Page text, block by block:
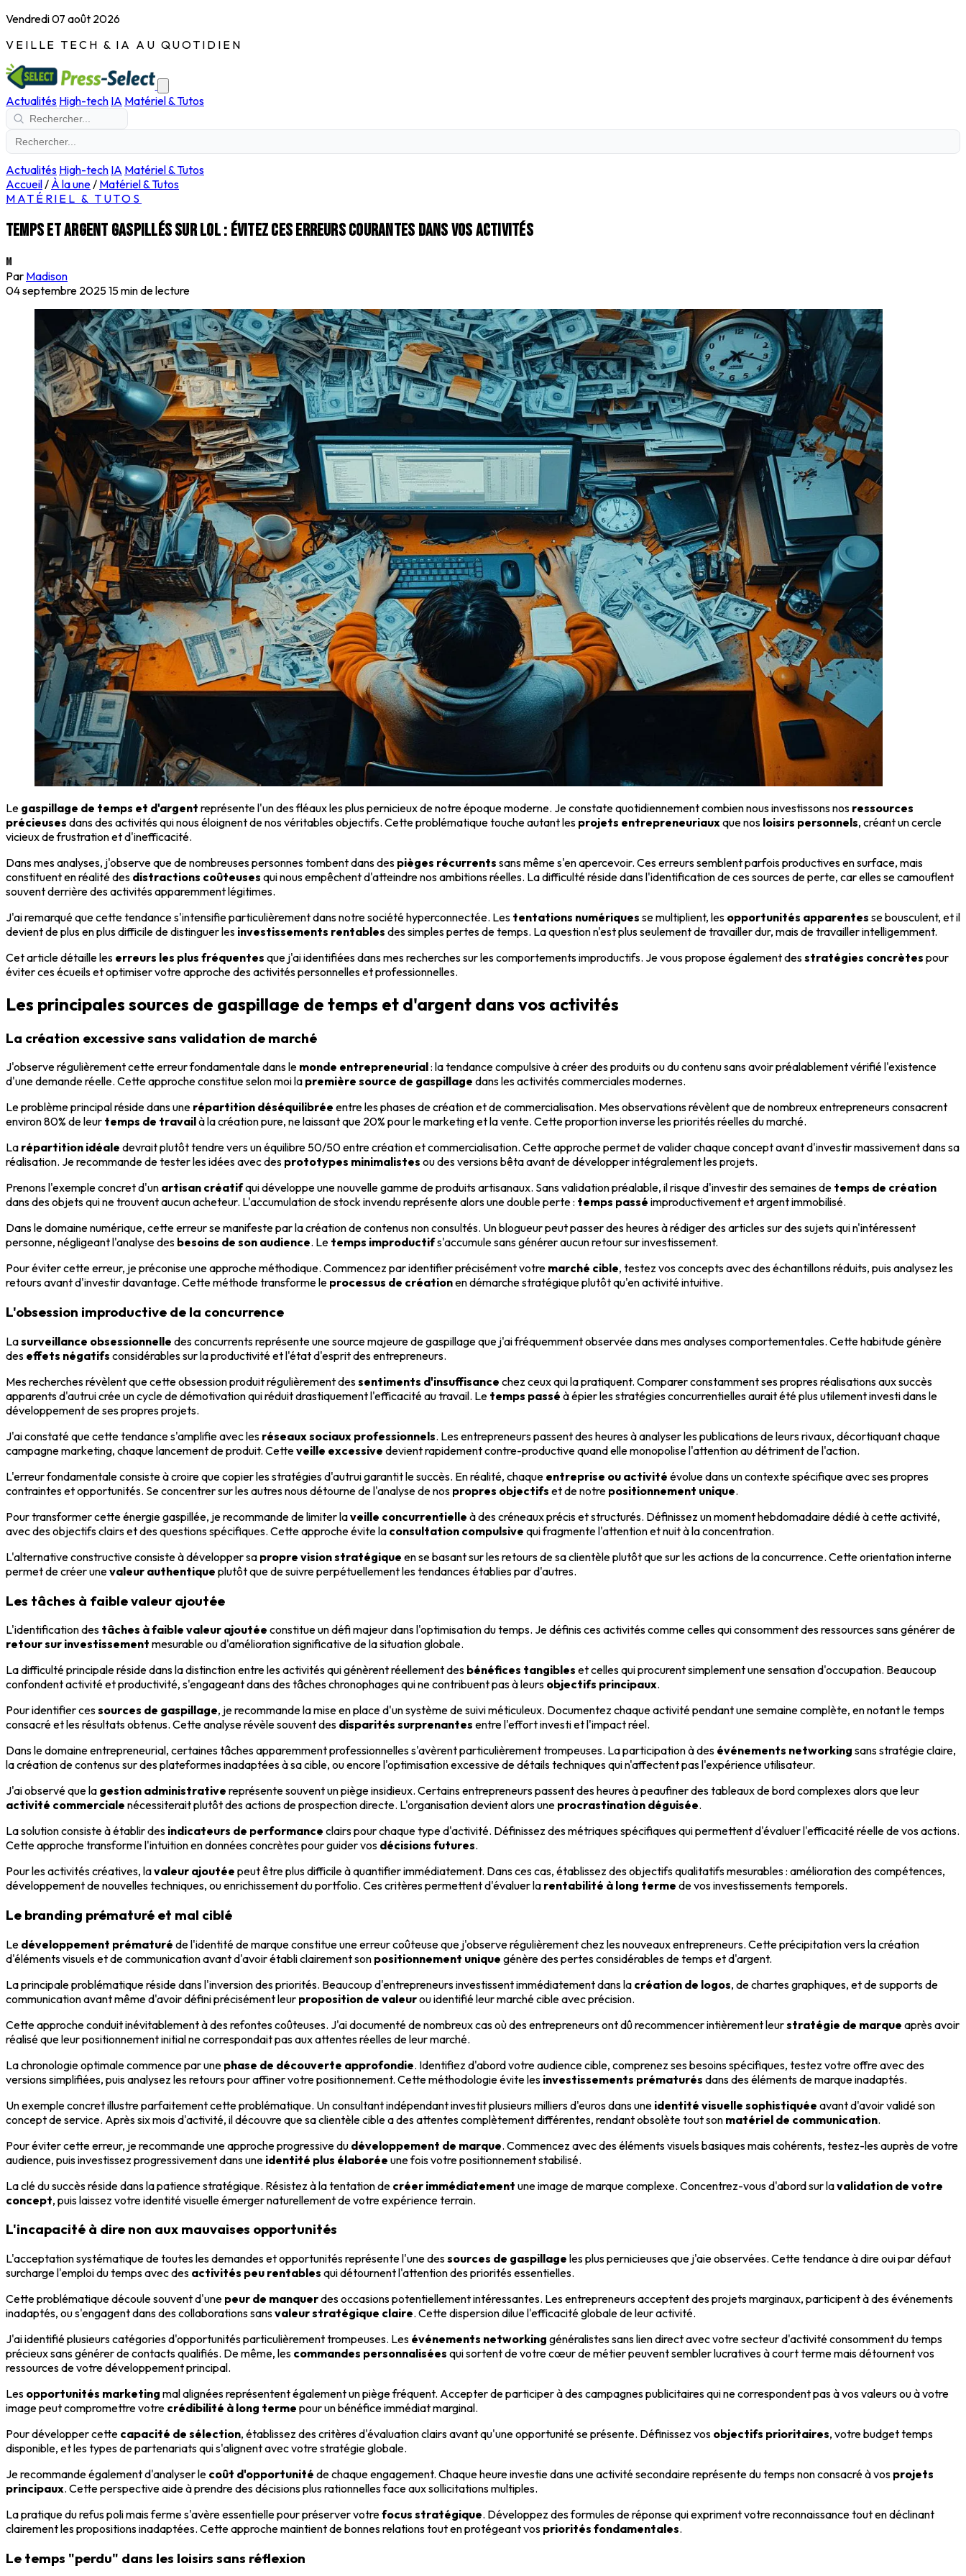
Vendredi 07 août 2026
VEILLE TECH & IA AU QUOTIDIEN
Actualités High-tech IA Matériel & Tutos
Actualités High-tech IA Matériel & Tutos
Accueil/ À la une/ Matériel & Tutos
MATÉRIEL & TUTOS
Temps et argent gaspillés sur lol : évitez ces erreurs courantes dans vos activités
M
Par Madison
04 septembre 202515 min de lecture
Le gaspillage de temps et d'argent représente l'un des fléaux les plus pernicieux de notre époque moderne. Je constate quotidiennement combien nous investissons nos ressources
précieuses dans des activités qui nous éloignent de nos véritables objectifs. Cette problématique touche autant les projets entrepreneuriauxque nos loisirs personnels, créant un cercle
vicieux de frustration et d'inefficacité.
Dans mes analyses, j'observe que de nombreuses personnes tombent dans des pièges récurrents sans même s'en apercevoir. Ces erreurs semblent parfois productives en surface, mais
constituent en réalité des distractions coûteuses qui nous empêchent d'atteindre nos ambitions réelles. La difficulté réside dans l'identification de ces sources de perte, car elles se camouflent
souvent derrière des activités apparemment légitimes.
J'ai remarqué que cette tendance s'intensifie particulièrement dans notre société hyperconnectée. Les tentations numériques se multiplient, les opportunités apparentes se bousculent, et il
devient de plus en plus difficile de distinguer les investissements rentables des simples pertes de temps. La question n'est plus seulement de travailler dur, mais de travailler intelligemment.
Cet article détaille les erreurs les plus fréquentes que j'ai identifiées dans mes recherches sur les comportements improductifs. Je vous propose également desstratégies concrètes pour
éviter ces écueils et optimiser votre approche des activités personnelles et professionnelles.
Les principales sources de gaspillage de temps et d'argent dans vos activités
La création excessive sans validation de marché
J'observe régulièrement cette erreur fondamentale dans le monde entrepreneurial: la tendance compulsive à créer des produits ou du contenu sans avoir préalablement vérifié l'existence
d'une demande réelle. Cette approche constitue selon moi la première source de gaspillage dans les activités commerciales modernes.
Le problème principal réside dans une répartition déséquilibrée entre les phases de création et de commercialisation. Mes observations révèlent que de nombreux entrepreneurs consacrent
environ 80% de leur temps de travailà la création pure, ne laissant que 20% pour le marketing et la vente. Cette proportion inverse les priorités réelles du marché.
La répartition idéale devrait plutôt tendre vers un équilibre 50/50 entre création et commercialisation. Cette approche permet de valider chaque concept avant d'investir massivement dans sa
réalisation. Je recommande de tester les idées avec des prototypes minimalistes ou des versions bêta avant de développer intégralement les projets.
Prenons l'exemple concret d'un artisan créatifqui développe une nouvelle gamme de produits artisanaux. Sans validation préalable, il risque d'investir des semaines de temps de création
dans des objets qui ne trouvent aucun acheteur. L'accumulation de stock invendu représente alors une double perte : temps passé improductivement et argent immobilisé.
Dans le domaine numérique, cette erreur se manifeste par la création de contenus non consultés. Un blogueur peut passer des heures à rédiger des articles sur des sujets qui n'intéressent
personne, négligeant l'analyse des besoins de son audience. Le temps improductifs'accumule sans générer aucun retour sur investissement.
Pour éviter cette erreur, je préconise une approche méthodique. Commencez par identifier précisément votre marché cible, testez vos concepts avec des échantillons réduits, puis analysez les
retours avant d'investir davantage. Cette méthode transforme le processus de créationen démarche stratégique plutôt qu'en activité intuitive.
L'obsession improductive de la concurrence
Lasurveillance obsessionnelle des concurrents représente une source majeure de gaspillage que j'ai fréquemment observée dans mes analyses comportementales. Cette habitude génère
des effets négatifs considérables sur la productivité et l'état d'esprit des entrepreneurs.
Mes recherches révèlent que cette obsession produit régulièrement dessentiments d'insuffisance chez ceux qui la pratiquent. Comparer constamment ses propres réalisations aux succès
apparents d'autrui crée un cycle de démotivation qui réduit drastiquement l'efficacité au travail. Le temps passé à épier les stratégies concurrentielles aurait été plus utilement investi dans le
développement de ses propres projets.
J'ai constaté que cette tendance s'amplifie avec les réseaux sociaux professionnels. Les entrepreneurs passent des heures à analyser les publications de leurs rivaux, décortiquant chaque
campagne marketing, chaque lancement de produit. Cetteveille excessive devient rapidement contre-productive quand elle monopolise l'attention au détriment de l'action.
L'erreur fondamentale consiste à croire que copier les stratégies d'autrui garantit le succès. En réalité, chaque entreprise ou activité évolue dans un contexte spécifique avec ses propres
contraintes et opportunités. Se concentrer sur les autres nous détourne de l'analyse de nos propres objectifs et de notre positionnement unique.
Pour transformer cette énergie gaspillée, je recommande de limiter laveille concurrentielle à des créneaux précis et structurés. Définissez un moment hebdomadaire dédié à cette activité,
avec des objectifs clairs et des questions spécifiques. Cette approche évite la consultation compulsive qui fragmente l'attention et nuit à la concentration.
L'alternative constructive consiste à développer sa propre vision stratégique en se basant sur les retours de sa clientèle plutôt que sur les actions de la concurrence. Cette orientation interne
permet de créer unevaleur authentique plutôt que de suivre perpétuellement les tendances établies par d'autres.
Les tâches à faible valeur ajoutée
L'identification des tâches à faible valeur ajoutée constitue un défi majeur dans l'optimisation du temps. Je définis ces activités comme celles qui consomment des ressources sans générer de
retour sur investissement mesurable ou d'amélioration significative de la situation globale.
La difficulté principale réside dans la distinction entre les activités qui génèrent réellement des bénéfices tangibles et celles qui procurent simplement une sensation d'occupation. Beaucoup
confondent activité et productivité, s'engageant dans des tâches chronophages qui ne contribuent pas à leurs objectifs principaux.
Pour identifier cessources de gaspillage, je recommande la mise en place d'un système de suivi méticuleux. Documentez chaque activité pendant une semaine complète, en notant le temps
consacré et les résultats obtenus. Cette analyse révèle souvent des disparités surprenantes entre l'effort investi et l'impact réel.
Dans le domaine entrepreneurial, certaines tâches apparemment professionnelles s'avèrent particulièrement trompeuses. La participation à des événements networking sans stratégie claire,
la création de contenus sur des plateformes inadaptées à sa cible, ou encore l'optimisation excessive de détails techniques qui n'affectent pas l'expérience utilisateur.
J'ai observé que la gestion administrative représente souvent un piège insidieux. Certains entrepreneurs passent des heures à peaufiner des tableaux de bord complexes alors que leur
activité commerciale nécessiterait plutôt des actions de prospection directe. L'organisation devient alors une procrastination déguisée.
La solution consiste à établir des indicateurs de performance clairs pour chaque type d'activité. Définissez des métriques spécifiques qui permettent d'évaluer l'efficacité réelle de vos actions.
Cette approche transforme l'intuition en données concrètes pour guider vos décisions futures.
Pour les activités créatives, lavaleur ajoutée peut être plus difficile à quantifier immédiatement. Dans ces cas, établissez des objectifs qualitatifs mesurables : amélioration des compétences,
développement de nouvelles techniques, ou enrichissement du portfolio. Ces critères permettent d'évaluer la rentabilité à long terme de vos investissements temporels.
Le branding prématuré et mal ciblé
Le développement prématuré de l'identité de marque constitue une erreur coûteuse que j'observe régulièrement chez les nouveaux entrepreneurs. Cette précipitation vers la création
d'éléments visuels et de communication avant d'avoir établi clairement son positionnement unique génère des pertes considérables de temps et d'argent.
La principale problématique réside dans l'inversion des priorités. Beaucoup d'entrepreneurs investissent immédiatement dans la création de logos, de chartes graphiques, et de supports de
communication avant même d'avoir défini précisément leur proposition de valeurou identifié leur marché cible avec précision.
Cette approche conduit inévitablement à des refontes coûteuses. J'ai documenté de nombreux cas où des entrepreneurs ont dû recommencer intièrement leurstratégie de marque après avoir
réalisé que leur positionnement initial ne correspondait pas aux attentes réelles de leur marché.
La chronologie optimale commence par une phase de découverte approfondie. Identifiez d'abord votre audience cible, comprenez ses besoins spécifiques, testez votre offre avec des
versions simplifiées, puis analysez les retours pour affiner votre positionnement. Cette méthodologie évite les investissements prématurés dans des éléments de marque inadaptés.
Un exemple concret illustre parfaitement cette problématique. Un consultant indépendant investit plusieurs milliers d'euros dans une identité visuelle sophistiquée avant d'avoir validé son
concept de service. Après six mois d'activité, il découvre que sa clientèle cible a des attentes complètement différentes, rendant obsolète tout son matériel de communication.
Pour éviter cette erreur, je recommande une approche progressive du développement de marque. Commencez avec des éléments visuels basiques mais cohérents, testez-les auprès de votre
audience, puis investissez progressivement dans une identité plus élaborée une fois votre positionnement stabilisé.
La clé du succès réside dans la patience stratégique. Résistez à la tentation de créer immédiatement une image de marque complexe. Concentrez-vous d'abord sur lavalidation de votre
concept, puis laissez votre identité visuelle émerger naturellement de votre expérience terrain.
L'incapacité à dire non aux mauvaises opportunités
L'acceptation systématique de toutes les demandes et opportunités représente l'une dessources de gaspillage les plus pernicieuses que j'aie observées. Cette tendance à dire oui par défaut
surcharge l'emploi du temps avec des activités peu rentables qui détournent l'attention des priorités essentielles.
Cette problématique découle souvent d'une peur de manquerdes occasions potentiellement intéressantes. Les entrepreneurs acceptent des projets marginaux, participent à des événements
inadaptés, ou s'engagent dans des collaborations sansvaleur stratégique claire. Cette dispersion dilue l'efficacité globale de leur activité.
J'ai identifié plusieurs catégories d'opportunités particulièrement trompeuses. Les événements networking généralistes sans lien direct avec votre secteur d'activité consomment du temps
précieux sans générer de contacts qualifiés. De même, les commandes personnalisées qui sortent de votre cœur de métier peuvent sembler lucratives à court terme mais détournent vos
ressources de votre développement principal.
Les opportunités marketing mal alignées représentent également un piège fréquent. Accepter de participer à des campagnes publicitaires qui ne correspondent pas à vos valeurs ou à votre
image peut compromettre votre crédibilité à long terme pour un bénéfice immédiat marginal.
Pour développer cette capacité de sélection, établissez des critères d'évaluation clairs avant qu'une opportunité se présente. Définissez vos objectifs prioritaires, votre budget temps
disponible, et les types de partenariats qui s'alignent avec votre stratégie globale.
Je recommande également d'analyser le coût d'opportunité de chaque engagement. Chaque heure investie dans une activité secondaire représente du temps non consacré à vos projets
principaux. Cette perspective aide à prendre des décisions plus rationnelles face aux sollicitations multiples.
La pratique du refus poli mais ferme s'avère essentielle pour préserver votrefocus stratégique. Développez des formules de réponse qui expriment votre reconnaissance tout en déclinant
clairement les propositions inadaptées. Cette approche maintient de bonnes relations tout en protégeant vos priorités fondamentales.
Le temps "perdu" dans les loisirs sans réflexion